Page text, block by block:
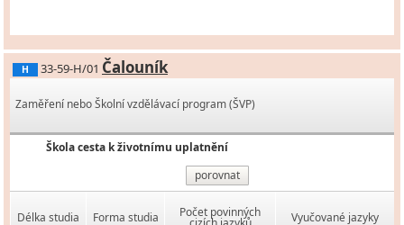
H 33-59-H/01 Čalouník
Zaměření nebo Školní vzdělávací program (ŠVP)
Škola cesta k životnímu uplatnění
porovnat
Délka studia Forma studia Počet povinných Vyučované jazyky